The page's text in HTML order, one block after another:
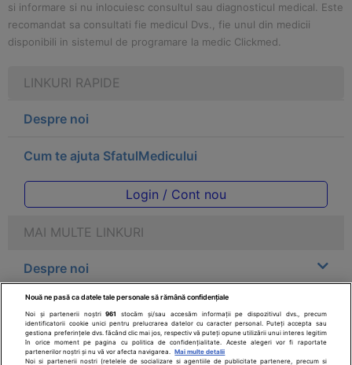
si informare si nu inlocuiesc consultul sau diagnosticul medical. Este
recomandat sa consultati fie medicul Dvs., fie unul din medicii
disponibili in sistemul de programare la medic Clickmed.
LINKURI RAPIDE
Despre noi
Cum te ajuta SfatulMedicului
Login / Cont nou
MAI MULTE LINKURI
Despre noi
Legal
Drepturile consumatorului
Nouă ne pasă ca datele tale personale să rămână confidențiale
Noi și partenerii noștri961
stocăm și/sau accesăm informații pe dispozitivul dvs., precum
identificatorii cookie unici pentru prelucrarea datelor cu caracter personal. Puteți accepta sau
gestiona preferințele dvs. făcând clic mai jos, respectiv vă puteți opune utilizării unui interes legitim
în orice moment pe pagina cu politica de confidențialitate. Aceste alegeri vor fi raportate
partenerilor noștri și nu vă vor afecta navigarea.
Mai multe detalii
Noi si partenerii nostri (retelele de socializare si agentiile de publicitate partenere, precum si